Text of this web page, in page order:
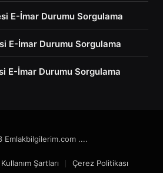
E-İmar Durumu Sorgulama
E-İmar Durumu Sorgulama
E-İmar Durumu Sorgulama
Emlakbilgilerim.com ....
Kullanım Şartları Çerez Politikası